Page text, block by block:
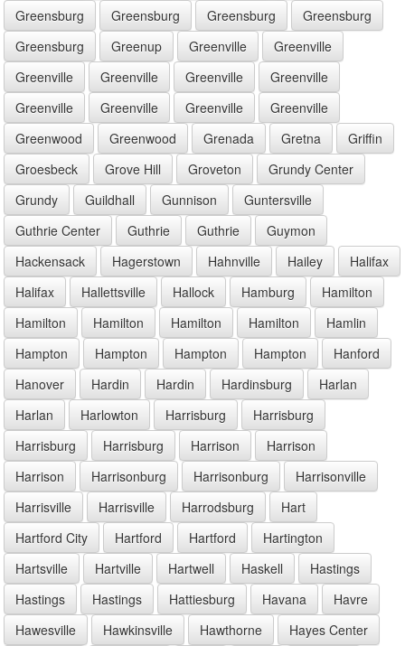
Greensburg
Greensburg Greensburg
Greensburg
Greensburg
Greenup Greenville
Greenville
Greenville
Greenville Greenville
Greenville
Greenville
Greenville Greenville
Greenville
Greenwood
Greenwood Grenada Gretna
Griffin
Groesbeck
Grove Hill Groveton
Grundy Center
Grundy
Guildhall Gunnison
Guntersville
Guthrie Center
Guthrie Guthrie
Guymon
Hackensack
Hagerstown Hahnville Hailey
Halifax
Halifax
Hallettsville Hallock Hamburg
Hamilton
Hamilton
Hamilton Hamilton Hamilton
Hamlin
Hampton
Hampton Hampton Hampton
Hanford
Hanover
Hardin Hardin Hardinsburg
Harlan
Harlan
Harlowton Harrisburg
Harrisburg
Harrisburg
Harrisburg Harrison
Harrison
Harrison
Harrisonburg Harrisonburg
Harrisonville
Harrisville
Harrisville Harrodsburg
Hart
Hartford City
Hartford Hartford
Hartington
Hartsville
Hartville Hartwell Haskell
Hastings
Hastings
Hastings Hattiesburg Havana
Havre
Hawesville
Hawkinsville Hawthorne
Hayes Center